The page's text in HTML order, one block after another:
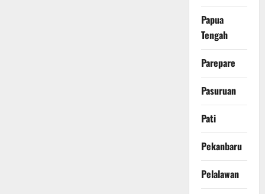
Papua
Tengah
Parepare
Pasuruan
Pati
Pekanbaru
Pelalawan